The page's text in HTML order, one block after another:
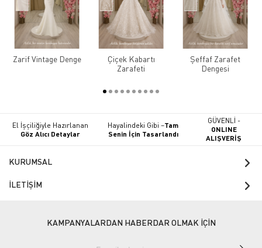
Zarif Vintage Denge
Çiçek Kabartı
Zarafeti
Şeffaf Zarafet
Dengesi
El İşçiliğiyle Hazırlanan
Göz Alıcı Detaylar
Hayalindeki Gibi –Tam
Senin İçin Tasarlandı
GÜVENLİ -
ONLINE
ALIŞVERİŞ
KURUMSAL
İLETİŞİM
KAMPANYALARDAN HABERDAR OLMAK İÇİN